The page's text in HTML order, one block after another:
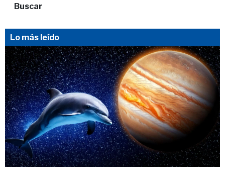
Buscar
Lo más leído